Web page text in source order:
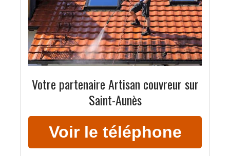
Votre partenaire Artisan couvreur sur
Saint-Aunès